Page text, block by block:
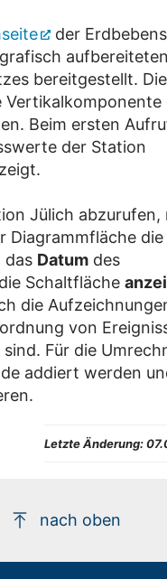
der
aufbereiteten
bereitgestellt. Die
Vertikalkomponente
Beim ersten
der Station
Jülich abzurufen,
Diagrammfläche die
das Datumdes
Schaltfläche
die
von
Für die
addiert werden
Letzte Änderung:
nach oben